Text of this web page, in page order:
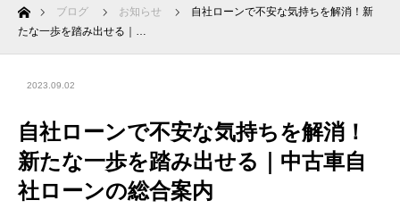
ホームブログ お知らせ
自社ローンで不安な気持ちを解消！新
たな一歩を踏み出せる｜…
2023.09.02
自社ローンで不安な気持ちを解消！
新たな一歩を踏み出せる｜中古車自
社ローンの総合案内